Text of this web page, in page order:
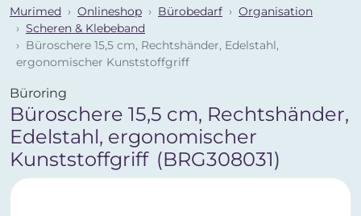
Murimed Onlineshop Bürobedarf
Organisation
Scheren & Klebeband
Büroschere 15,5 cm, Rechtshänder, Edelstahl,
ergonomischer Kunststoffgriff
Büroring
Büroschere 15,5 cm, Rechtshänder,
Edelstahl, ergonomischer
Kunststoffgriff (BRG308031)